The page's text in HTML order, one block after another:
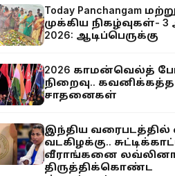
Today Panchangam
முக்கிய நிகழ்வுகள்-
2026: ஆடிப்பெருக்கு
2026 காமன்வெல்த்
நிறைவு..
சாதனைகள்
இந்திய வரைபடத்தில்
வடகிழக்கு..
வீராங்கனை
திருத்திக்கொண்ட